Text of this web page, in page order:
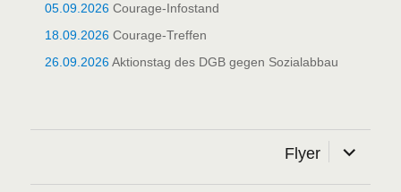
05.09.2026 Courage-Infostand
18.09.2026 Courage-Treffen
26.09.2026Aktionstag des DGB gegen Sozialabbau
Flyer öffnen